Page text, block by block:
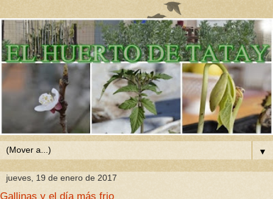
▼
jueves, 19 de enero de 2017
Gallinas y el día más frio